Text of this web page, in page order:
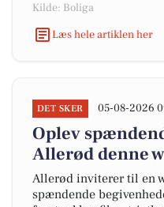
Kilde: Boliga
Læs hele artiklen her
DET SKER 05-08-2026
Oplev
Allerød denne
Allerød inviterer til en
spændende